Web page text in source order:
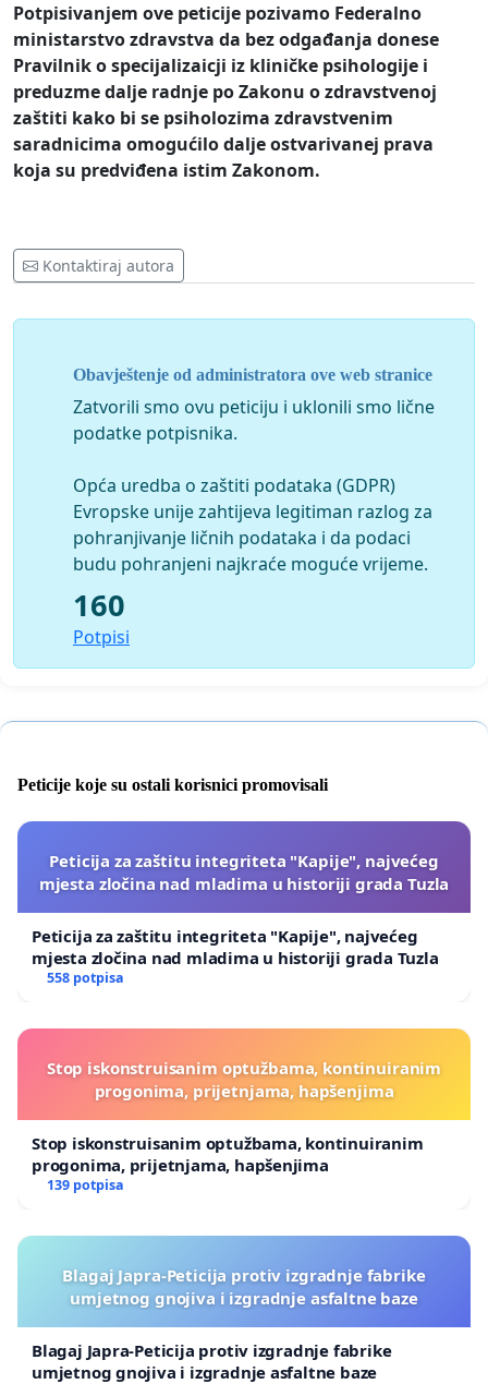
Potpisivanjem ove peticije pozivamo Federalno
ministarstvo zdravstva da bez odgađanja donese
Pravilnik o specijalizaicji iz kliničke psihologije i
preduzme dalje radnje po Zakonu o zdravstvenoj
zaštiti kako bi se psiholozima zdravstvenim
saradnicima omogućilo dalje ostvarivanej prava
koja su predviđena istim Zakonom.
Kontaktiraj autora
Obavještenje od administratora ove web stranice
Zatvorili smo ovu peticiju i uklonili smo lične
podatke potpisnika.
Opća uredba o zaštiti podataka (GDPR)
Evropske unije zahtijeva legitiman razlog za
pohranjivanje ličnih podataka i da podaci
budu pohranjeni najkraće moguće vrijeme.
160
Potpisi
Peticije koje su ostali korisnici promovisali
Peticija za zaštitu integriteta "Kapije", najvećeg
mjesta zločina nad mladima u historiji grada Tuzla
Peticija za zaštitu integriteta "Kapije", najvećeg
mjesta zločina nad mladima u historiji grada Tuzla
558 potpisa
Stop iskonstruisanim optužbama, kontinuiranim
progonima, prijetnjama, hapšenjima
Stop iskonstruisanim optužbama, kontinuiranim
progonima, prijetnjama, hapšenjima
139 potpisa
Blagaj Japra-Peticija protiv izgradnje fabrike
umjetnog gnojiva i izgradnje asfaltne baze
Blagaj Japra-Peticija protiv izgradnje fabrike
umjetnog gnojiva i izgradnje asfaltne baze